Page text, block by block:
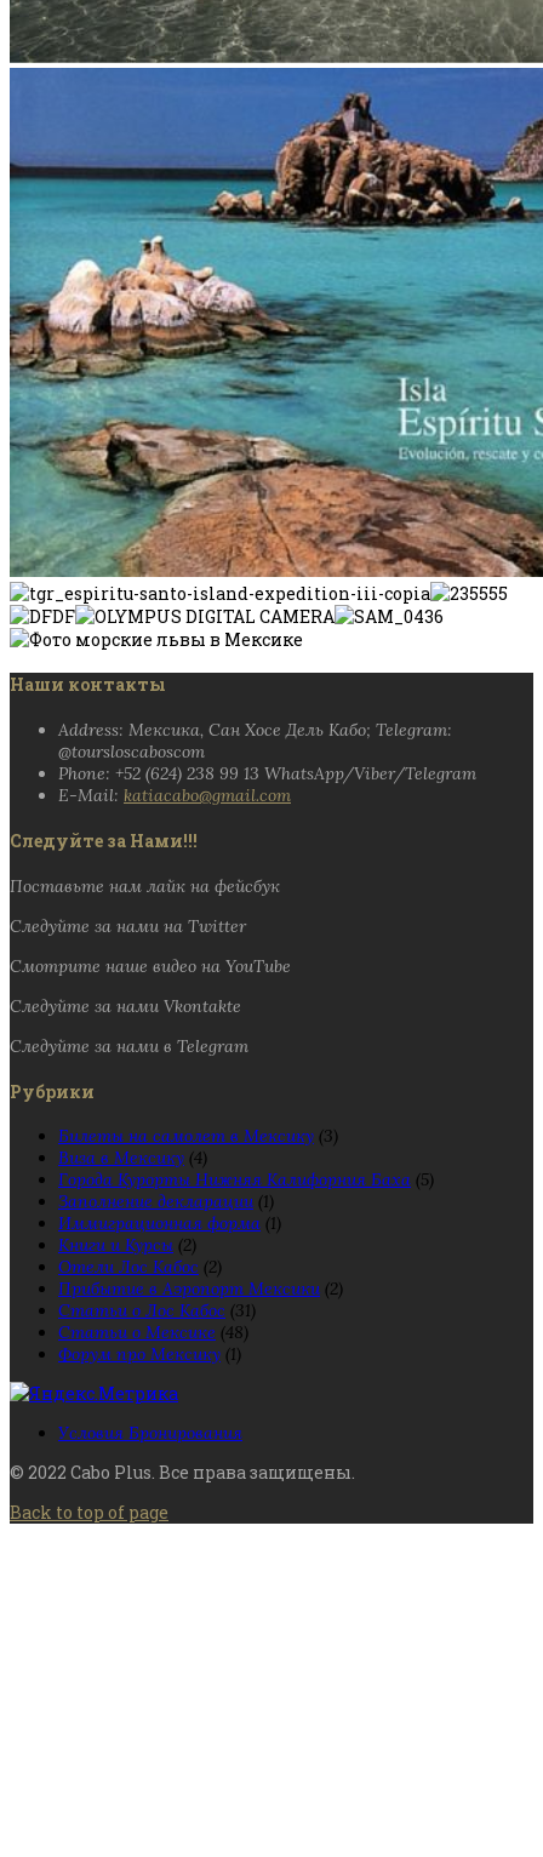
Наши контакты
Address: Мексика, Сан Хосе Дель Кабо; Telegram:
@toursloscaboscom
Phone: +52 (624) 238 99 13 WhatsApp/Viber/Telegram
E-Mail: katiacabo@gmail.com
Следуйте за Нами!!!
Поставьте нам лайк на фейсбук
Следуйте за нами на Twitter
Смотрите наше видео на YouTube
Следуйте за нами Vkontakte
Следуйте за нами в Telegram
Рубрики
Билеты на самолет в Мексику (3)
Виза в Мексику (4)
Города Курорты Нижняя Калифорния Баха (5)
Заполнение декларации (1)
Иммиграционная форма (1)
Книги и Курсы (2)
Отели Лос Кабос (2)
Прибытие в Аэропорт Мексики (2)
Статьи о Лос Кабос (31)
Статьи о Мексике (48)
Форум про Мексику (1)
Условия Бронирования
© 2022 Cabo Plus. Все права защищены.
Back to top of page